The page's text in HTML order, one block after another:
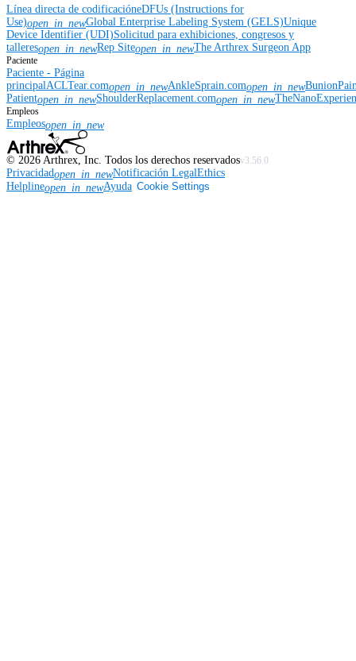
Línea directa de codificacióneDFUs (Instructions for
Use)open_in_newGlobal Enterprise Labeling System (GELS)Unique
Device Identifier (UDI)Solicitud para exhibiciones, congresos y
talleresopen_in_newRep Siteopen_in_newThe Arthrex Surgeon App
Paciente
Paciente - Página
principalACLTear.comopen_in_newAnkleSprain.comopen_in_new
Patientopen_in_newShoulderReplacement.comopen_in_new
Empleos
Empleosopen_in_new
© 2026 Arthrex, Inc. Todos los derechos reservadosv3.56.0
Privacidadopen_in_newNotificación LegalEthics
Helplineopen_in_newAyuda Cookie Settings